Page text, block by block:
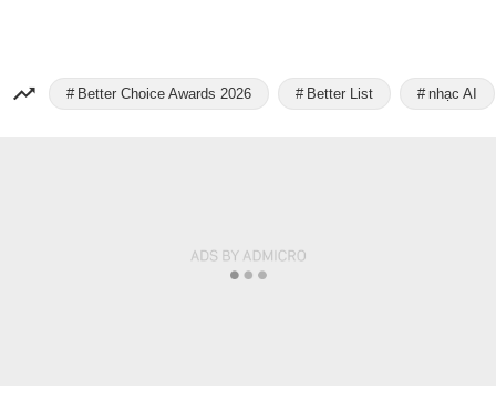
Better Choice Awards 2026 Better List nhạc AI